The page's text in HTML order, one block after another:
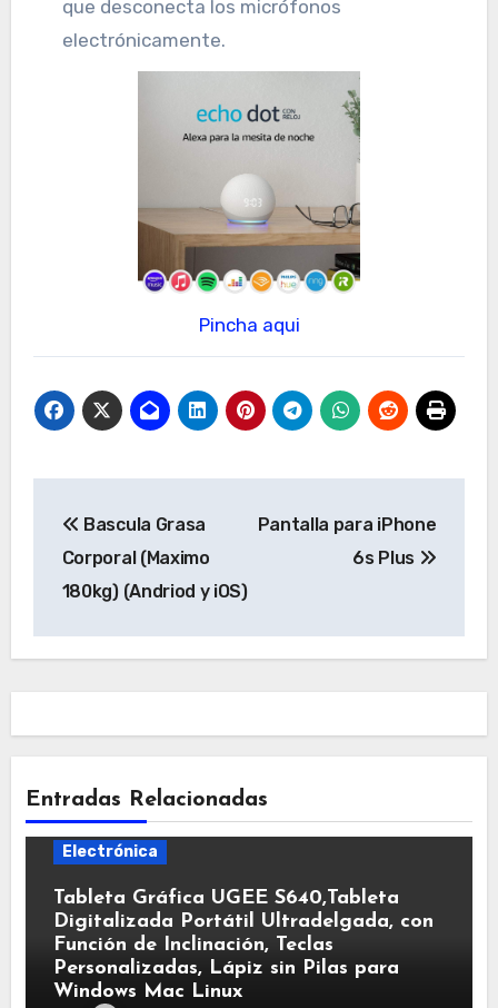
que desconecta los micrófonos
electrónicamente.
Pincha aqui
de
entradas
Bascula Grasa
Corporal (Maximo
180kg) (Andriod y iOS)
Pantalla para iPhone
6s Plus
Entradas Relacionadas
Electrónica
Tableta Gráfica UGEE S640,Tableta
Digitalizada Portátil Ultradelgada, con
Función de Inclinación, Teclas
Personalizadas, Lápiz sin Pilas para
Windows Mac Linux